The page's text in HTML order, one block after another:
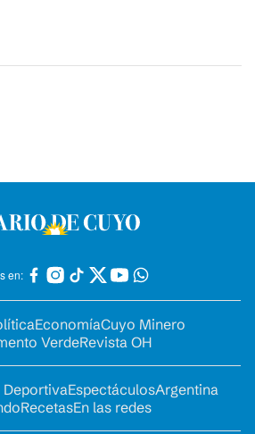
en:
EconomíaCuyo Minero
VerdeRevista OH
DeportivaEspectáculosArgentina
RecetasEn las redes